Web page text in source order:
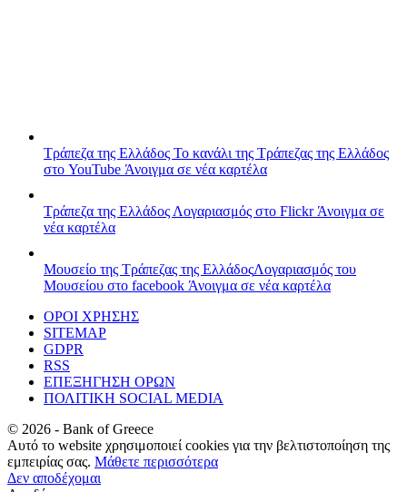
Τράπεζα της Ελλάδος Το κανάλι της Τράπεζας της Ελλάδος
στο YouTube Άνοιγμα σε νέα καρτέλα
Τράπεζα της ΕλλάδοςΛογαριασμός στο FlickrΆνοιγμα σε
νέα καρτέλα
Μουσείο της Τράπεζας της ΕλλάδοςΛογαριασμός του
Μουσείου στο facebook Άνοιγμα σε νέα καρτέλα
ΟΡΟΙ ΧΡΗΣΗΣ
SITEMAP
GDPR
RSS
ΕΠΕΞΗΓΗΣΗ ΟΡΩΝ
ΠΟΛΙΤΙΚΗ SOCIAL MEDIA
© 2026 - Bank of Greece
Αυτό το website χρησιμοποιεί cookies για την βελτιστοποίηση της
εμπειρίας σας. Μάθετε περισσότερα
Δεν αποδέχομαι